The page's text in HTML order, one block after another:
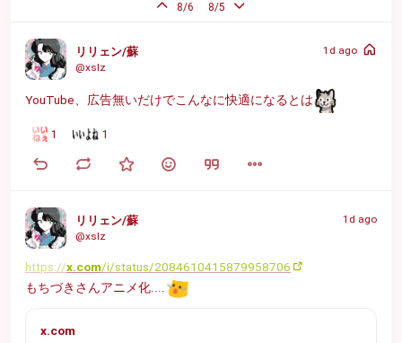
8/6 8/5
リリェン/蘇
@xslz
1d ago
YouTube、広告無いだけでこんなに快適になるとは
1 1
リリェン/蘇
@xslz
1d ago
https://x.com/i/status/2084610415879958706
もちづきさんアニメ化....
x.com